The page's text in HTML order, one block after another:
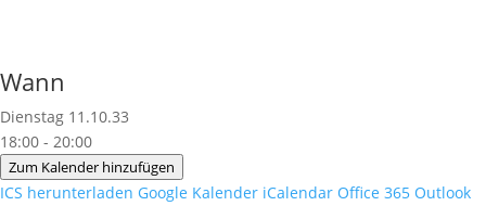
Wann
Dienstag 11.10.33
18:00 - 20:00
Zum Kalender hinzufügen
ICS herunterladen Google Kalender iCalendar Office 365 Outlook